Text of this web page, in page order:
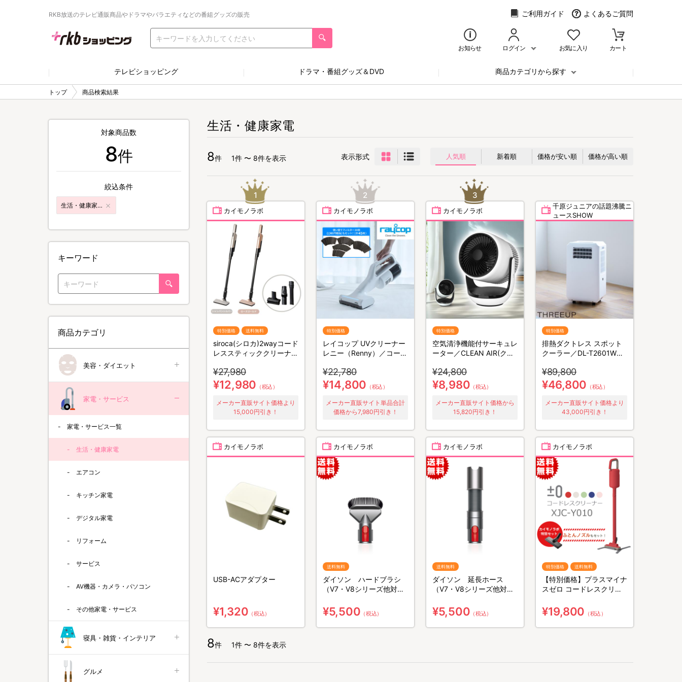
RKB放送のテレビ通販商品やドラマやバラエティなどの番組グッズの販売 ご利用ガイド よくあるご質問
お知らせ ログイン お気に入り カート
テレビショッピング ドラマ・番組グッズ＆DVD 商品カテゴリから探す
トップ 商品検索結果
生活・健康家電
8件 1件 〜 8件を表示 表示形式 人気順 新着順 価格が安い順 価格が高い順
カイモノラボ
特別価格 送料無料
siroca(シロカ)2wayコード
レススティッククリーナー
¥27,980
¥12,980 （税込）
メーカー直販サイト価格より
15,000円引き！
カイモノラボ
特別価格
レイコップ UVクリーナー
レニー（Renny）／コード
ー
¥22,780
¥14,800 （税込）
メーカー直販サイト単品合計
価格から7,980円引き！
カイモノラボ
特別価格
空気清浄機能付サーキュレ
ーター／CLEAN AIR(クリ
THREEUP(スリーアップ)
／軽量コンパクト／省エネ
¥24,800
¥8,980 （税込）
メーカー直販サイト価格から
15,820円引き！
千原ジュニアの話題沸騰ニ
ュースSHOW
特別価格
排熱ダクトレス スポット
クーラー／DL-T2601WH
プ)／取付工事不要／除湿
¥89,800
¥46,800 （税込）
メーカー直販サイト価格より
43,000円引き！
カイモノラボ
USB-ACアダプター
¥1,320 （税込）
カイモノラボ
送料無料
ダイソン ハードブラシ
（V7・V8シリーズ他対
¥5,500 （税込）
カイモノラボ
送料無料
ダイソン 延長ホース
（V7・V8シリーズ他対
¥5,500 （税込）
カイモノラボ
特別価格 送料無料
【特別価格】プラスマイナ
スゼロ コードレスクリー
料）
¥19,800 （税込）
8件 1件 〜 8件を表示
対象商品数
8件
絞込条件
生活・健康家電
キーワード
商品カテゴリ
美容・ダイエット
家電・サービス
家電・サービス一覧
生活・健康家電
エアコン
キッチン家電
デジタル家電
リフォーム
サービス
AV機器・カメラ・パソコン
その他家電・サービス
寝具・雑貨・インテリア
グルメ